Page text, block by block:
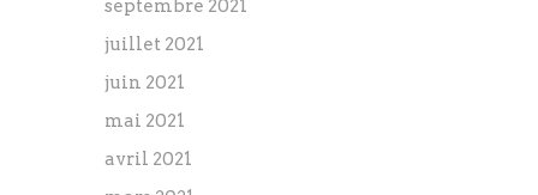
septembre 2021
juillet 2021
juin 2021
mai 2021
avril 2021